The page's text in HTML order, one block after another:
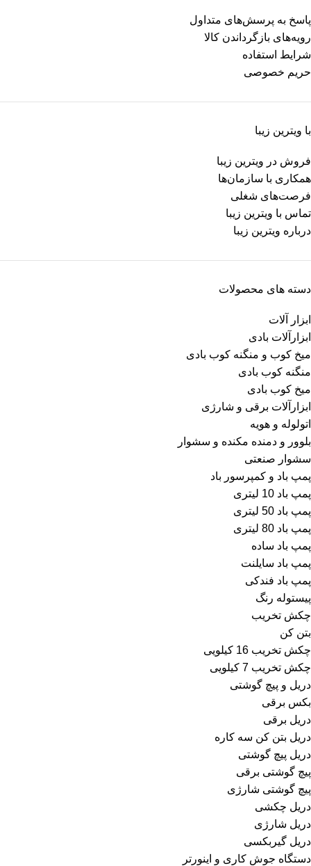
پاسخ به پرسش‌های متداول
رویه‌های بازگرداندن کالا
شرایط استفاده
حریم خصوصی
با ویترین زیبا
فروش در ویترین زیبا
همکاری با سازمان‌ها
فرصت‌های شغلی
تماس با ویترین زیبا
درباره ویترین زیبا
دسته های محصولات
ابزار آلات
ابزارآلات بادی
میخ کوب و منگنه کوب بادی
منگنه کوب بادی
میخ کوب بادی
ابزارآلات برقی و شارژی
اتولوله و هویه
بلوور و دمنده مکنده و سشوار
سشوار صنعتی
پمپ باد و کمپرسور باد
پمپ باد 10 لیتری
پمپ باد 50 لیتری
پمپ باد 80 لیتری
پمپ باد ساده
پمپ باد سایلنت
پمپ باد فندکی
پیستوله رنگ
چکش تخریب
بتن کن
چکش تخریب 16 کیلویی
چکش تخریب 7 کیلویی
دریل و پیچ گوشتی
بکس برقی
دریل برقی
دریل بتن کن سه کاره
دریل پیچ گوشتی
پیچ گوشتی برقی
پیچ گوشتی شارژی
دریل چکشی
دریل شارژی
دریل گیربکسی
دستگاه جوش کاری و اینورتر